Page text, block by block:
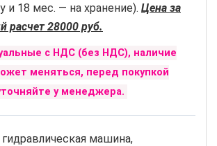
и 18 мес. — на хранение). Цена за
расчет 28000 руб.
с НДС (без НДС), наличие
меняться, перед покупкой
у менеджера.
машина,